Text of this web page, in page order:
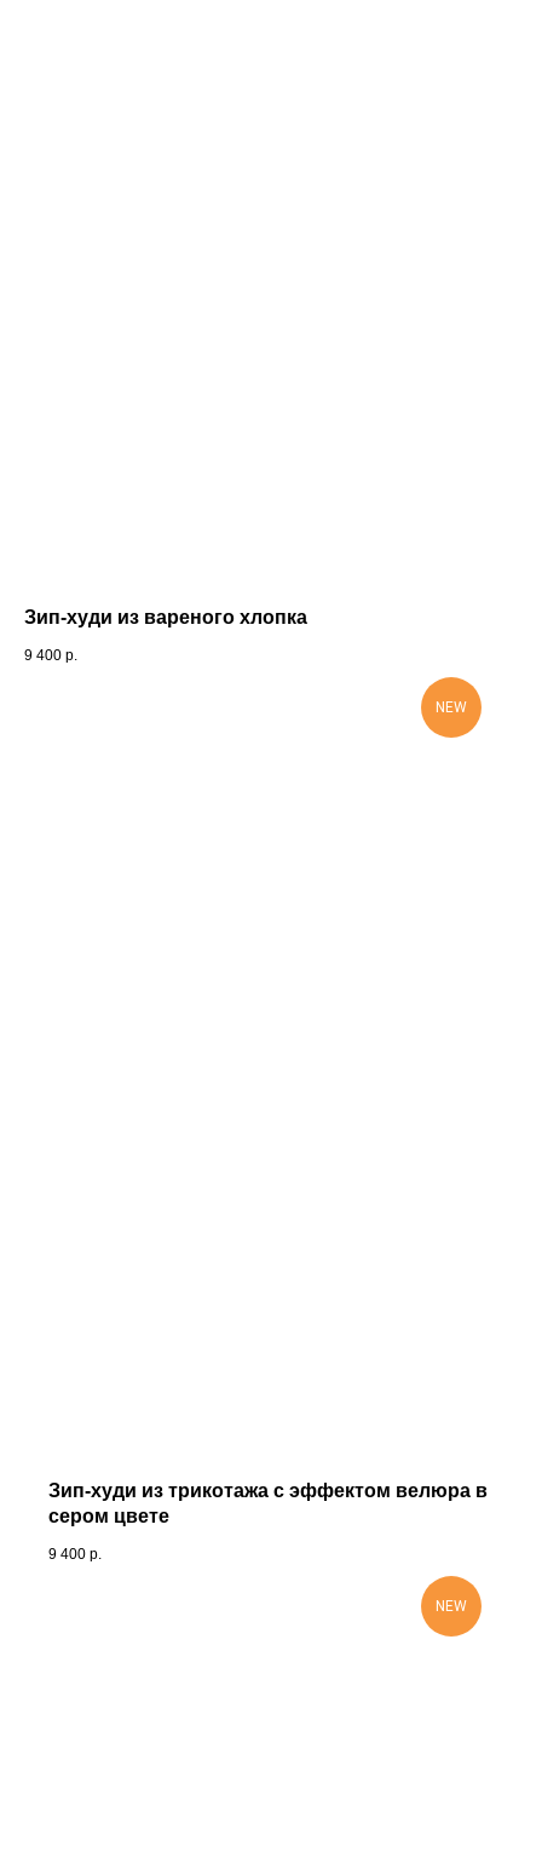
Зип-худи из вареного хлопка
9 400 р.
NEW
Зип-худи из трикотажа с эффектом велюра в
сером цвете
9 400 р.
NEW